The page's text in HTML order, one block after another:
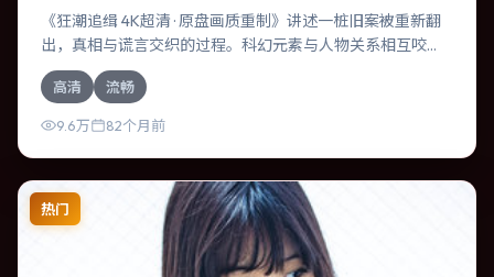
《狂潮追缉 4K超清 · 原盘画质重制》讲述一桩旧案被重新翻
出，真相与谎言交织的过程。科幻元素与人物关系相互咬
合，全智贤、刘亚仁的对手戏尤为出彩。导演王家卫善于在
长镜头中积蓄张力，本片亦在印度实地取景，增强真实质
感。
高清 流畅
9.6万 82个月前
热门